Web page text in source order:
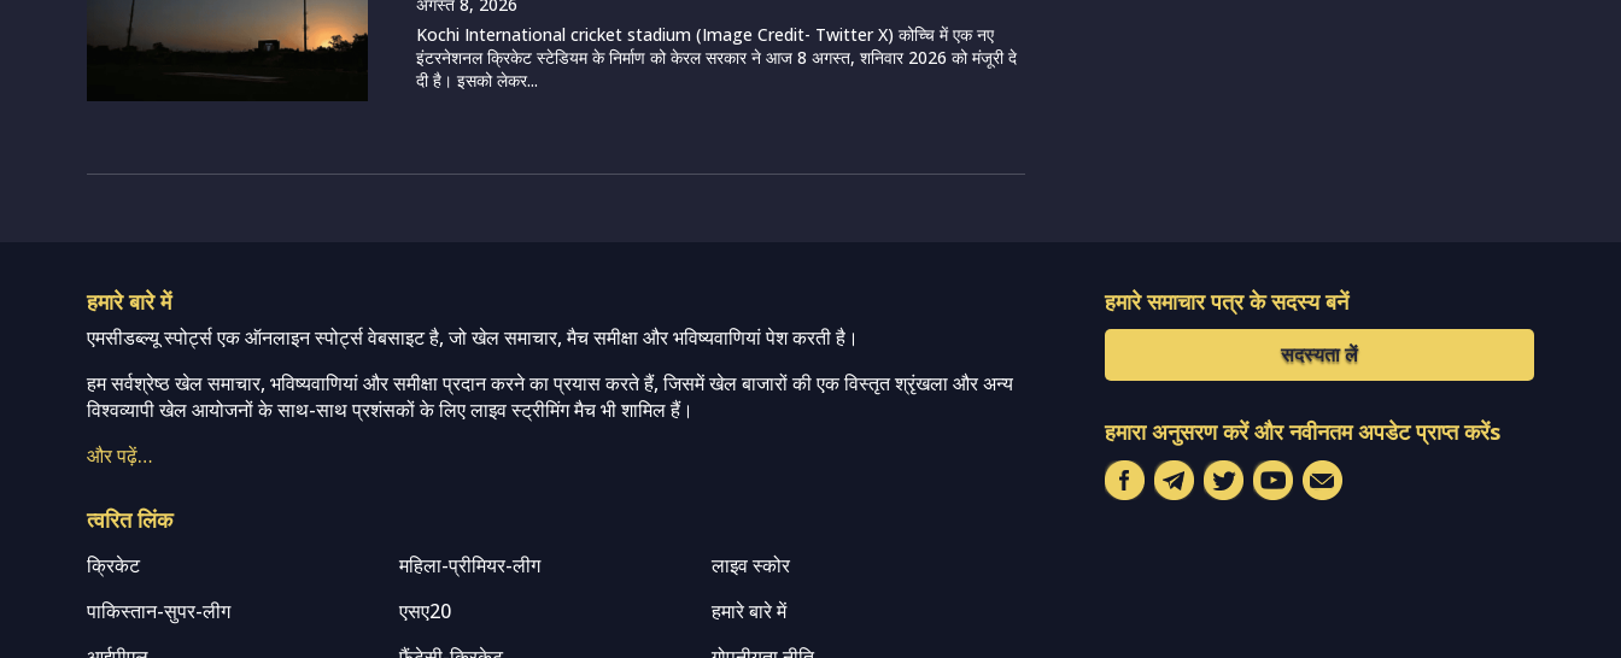
Kochi International cricket stadium (Image Credit- Twitter X) कोच्चि में एक नए
इंटरनेशनल क्रिकेट स्टेडियम के निर्माण को केरल सरकार ने आज 8 अगस्त, शनिवार 2026 को मंजूरी दे
दी है। इसको लेकर...
हमारे बारे में
एमसीडब्ल्यू स्पोर्ट्स एक ऑनलाइन स्पोर्ट्स वेबसाइट है, जो खेल समाचार, मैच समीक्षा और भविष्यवाणियां पेश करती है।
हम सर्वश्रेष्ठ खेल समाचार, भविष्यवाणियां और समीक्षा प्रदान करने का प्रयास करते हैं, जिसमें खेल बाजारों की एक विस्तृत श्रृंखला और अन्य
विश्वव्यापी खेल आयोजनों के साथ-साथ प्रशंसकों के लिए लाइव स्ट्रीमिंग मैच भी शामिल हैं।
और पढ़ें…
त्वरित लिंक
क्रिकेट महिला-प्रीमियर-लीग
लाइव स्कोर
पाकिस्तान-सुपर-लीग
एसए20
हमारे बारे में
हमारे समाचार पत्र के सदस्य बनें
सदस्यता लें
हमारा अनुसरण करें और नवीनतम अपडेट प्राप्त करेंs